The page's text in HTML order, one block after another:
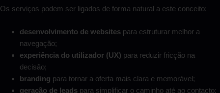
Os serviços podem ser ligados de forma natural a este conceito:
desenvolvimento de websites para estruturar melhor a
navegação;
experiência do utilizador (UX) para reduzir fricção na
decisão;
branding para tornar a oferta mais clara e memorável;
geração de leads para simplificar o caminho até ao contacto;